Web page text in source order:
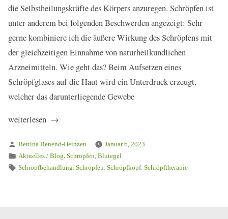
die Selbstheilungskräfte des Körpers anzuregen. Schröpfen ist
unter anderem bei folgenden Beschwerden angezeigt: Sehr
gerne kombiniere ich die äußere Wirkung des Schröpfens mit
der gleichzeitigen Einnahme von naturheilkundlichen
Arzneimitteln. Wie geht das? Beim Aufsetzen eines
Schröpfglases auf die Haut wird ein Unterdruck erzeugt,
welcher das darunterliegende Gewebe
„Das
weiterlesen
Verfasst
von
Bettina Benend-Heinzen
Januar 6, 2023
Veröffentlicht
in
Aktuelles / Blog Schröpfen, Blutegel
Schlagwörter:
Schröpfbehandlung Schröpfen Schröpfkopf, Schröpftherapie